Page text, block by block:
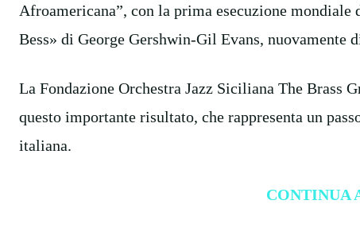
Afroamericana”, con la prima esecuzione
Bess» di George Gershwin-Gil Evans, nuovamente
La Fondazione Orchestra Jazz Siciliana The Brass
questo importante risultato, che rappresenta un
italiana.
CONTINUA